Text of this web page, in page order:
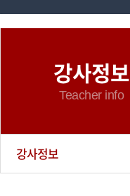
강사정보
Teacher info
강사정보